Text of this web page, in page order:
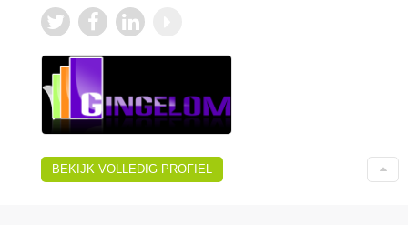
BEKIJK VOLLEDIG PROFIEL